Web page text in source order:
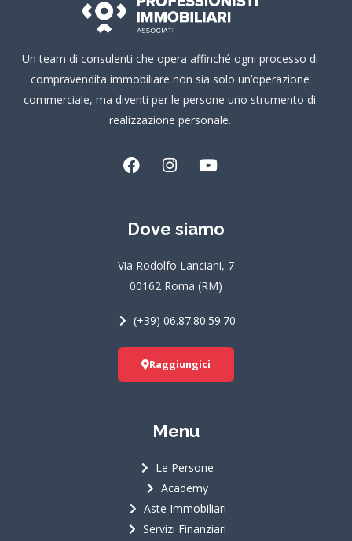
Un team di consulenti che opera affinché ogni processo di
compravendita immobiliare non sia solo un’operazione
commerciale, ma diventi per le persone uno strumento di
realizzazione personale.
F
a
b
o
k
I
a
r
a
m
Y
u
e
Dove siamo
Via Rodolfo Lanciani, 7
00162 Roma (RM)
(+39) 06.87.80.59.70
Raggiungici
Menu
Le Persone
Academy
Aste Immobiliari
Servizi Finanziari